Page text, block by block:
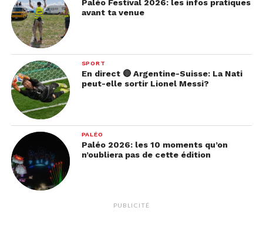
Par le biais d’un processus enzymatique, les
chaînes de protéines seront cassées, ce qui
donnera à la viande une tendreté optimale. Durant
cette même période, dix pour-cent de l’eau
contenue dans le muscle se sera évaporée.
Paléo Festival 2026: les infos pratiques
avant ta venue
SPORT
En direct 🔴 Argentine-Suisse: La Nati
peut-elle sortir Lionel Messi?
PALÉO
Paléo 2026: les 10 moments qu’on
n’oubliera pas de cette édition
PUBLICITÉ